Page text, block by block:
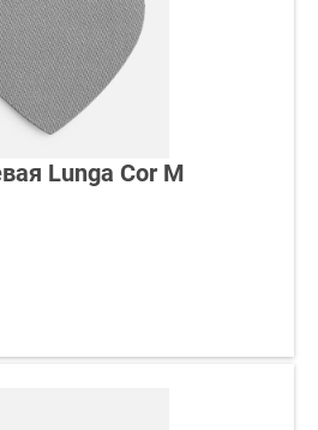
Lunga Cor M